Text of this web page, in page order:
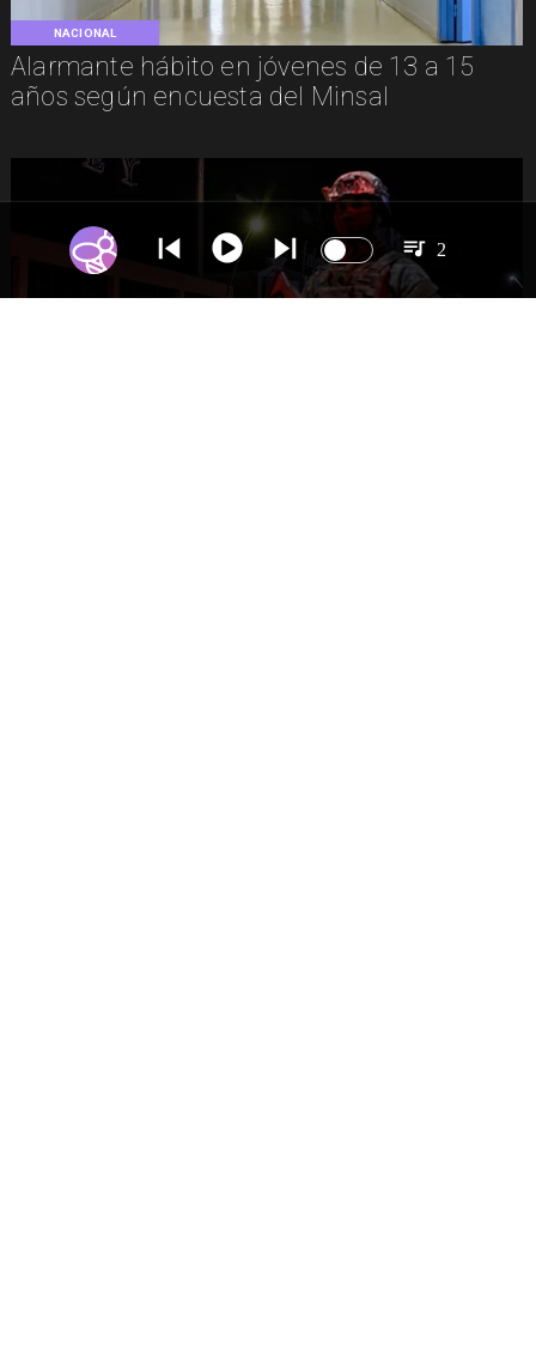
NACIONAL
Alarmante hábito en jóvenes de 13 a 15
años según encuesta del Minsal
2